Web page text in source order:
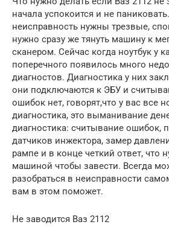
начала успокоится и не
неисправность нужны трезвые,
нужно сразу же тянуть машину к
сканером. Сейчас когда ноутбук у
поперечного появилось много
диагностов. Диагностика у них
они подключаются к ЭБУ и
ошибок нет, говорят,что у вас все
диагностика, это выманивание
диагностика: считывание ошибок,
датчиков инжектора, замер
рампе и в конце четкий ответ, что
машиной чтобы завести. Всегда
разобраться в неисправности
вам в этом поможет.
Не заводится Ваз 2112